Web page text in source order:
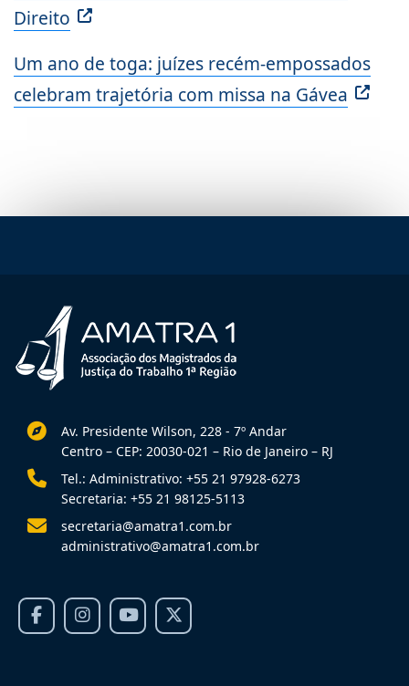
Direito
Um ano de toga: juízes recém-empossados
celebram trajetória com missa na Gávea
Av. Presidente Wilson, 228 - 7º Andar
Centro – CEP: 20030-021 – Rio de Janeiro – RJ
Tel.: Administrativo: +55 21 97928-6273
Secretaria: +55 21 98125-5113
secretaria@amatra1.com.br
administrativo@amatra1.com.br